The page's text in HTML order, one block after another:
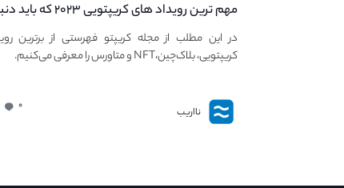
مهم ترین رویداد های کریپتویی ۲۰۲۳
کنید – معرفی بهترین رویداد های جهانی
در این مطلب از مجله کریپتو فهرستی از برترین
کریپتویی، بلاک‌چین،NFT و متاورس را معرفی می‌کنیم.
نااریب ۰